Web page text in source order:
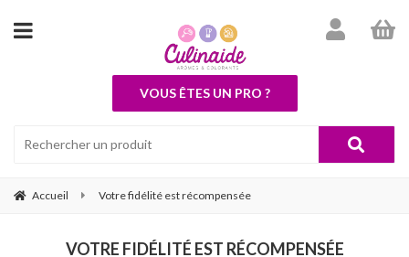
VOUS ÊTES UN PRO ?
Accueil Votre fidélité est récompensée
VOTRE FIDÉLITÉ EST RÉCOMPENSÉE